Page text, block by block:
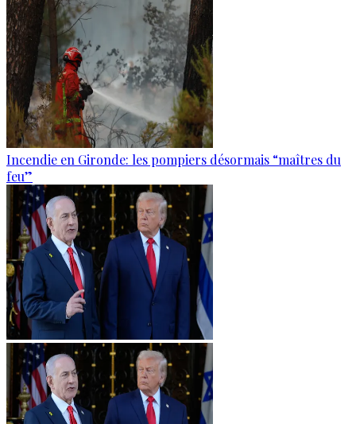
Incendie en Gironde: les pompiers désormais “maîtres du
feu”